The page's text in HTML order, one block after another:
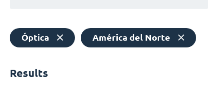
Óptica América del Norte
Results